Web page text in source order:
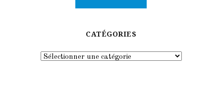
CATÉGORIES